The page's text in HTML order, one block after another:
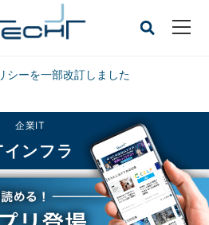
シーを一部改訂しました
CLOSE
企業IT
ンフラ